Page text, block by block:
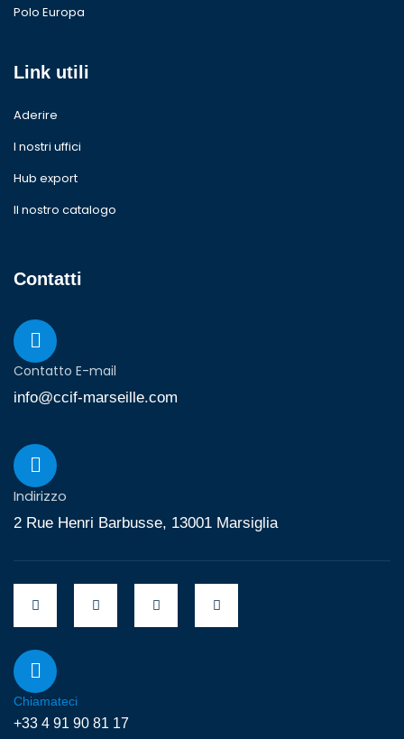
Polo Europa
Link utili
Aderire
I nostri uffici
Hub export
Il nostro catalogo
Contatti
Contatto E-mail
info@ccif-marseille.com
Indirizzo
2 Rue Henri Barbusse, 13001 Marsiglia
Chiamateci
+33 4 91 90 81 17